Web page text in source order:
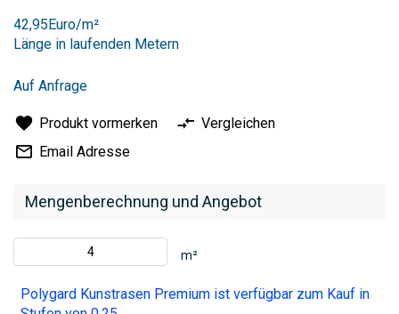
der
Bildergalerie
Mengenberechnung und Angebot
m²
Polygard Kunstrasen Premium ist verfügbar zum Kauf in
42,95Euro/m²
Länge in laufenden Metern
Auf Anfrage
Produkt vormerken
Vergleichen
Email Adresse